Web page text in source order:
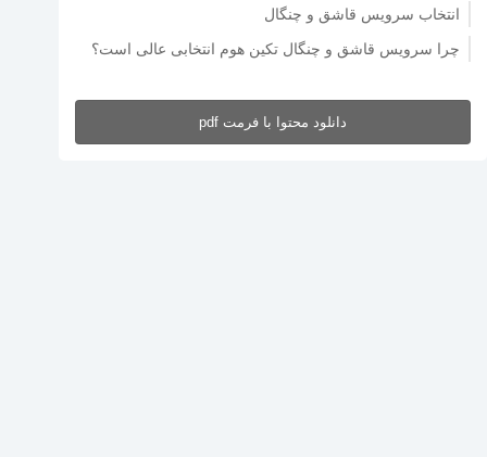
انتخاب سرویس قاشق و چنگال
چرا سرویس قاشق و چنگال تکین هوم انتخابی عالی است؟
دانلود محتوا با فرمت pdf